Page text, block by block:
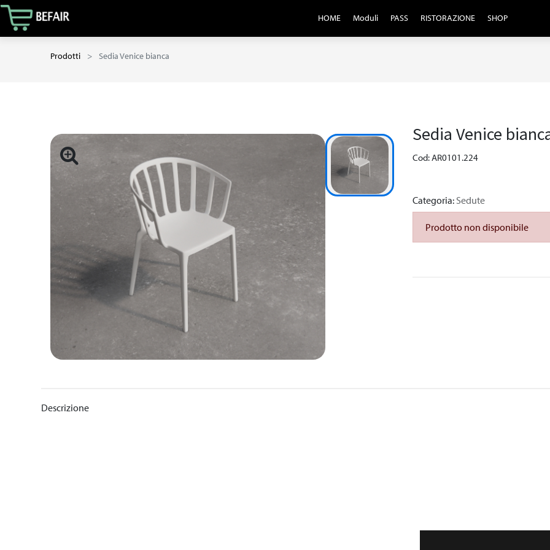
HOME Moduli PASS RISTORAZIONE SHOP
Prodotti Sedia Venice bianca
Sedia Venice
Cod: AR0101.224
Categoria: Sedute
Prodotto non disponibile
Descrizione